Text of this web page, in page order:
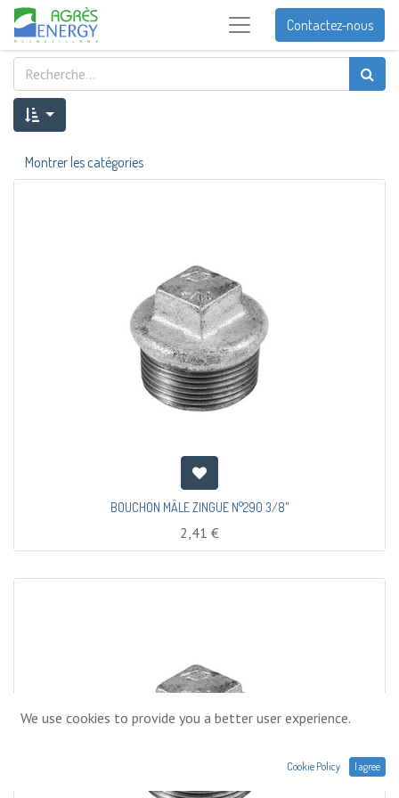
Contactez-nous
Montrer les catégories
BOUCHON MÂLE ZINGUE N°290 3/8"
2,41 €
We use cookies to provide you a better user experience.
Cookie Policy I agree